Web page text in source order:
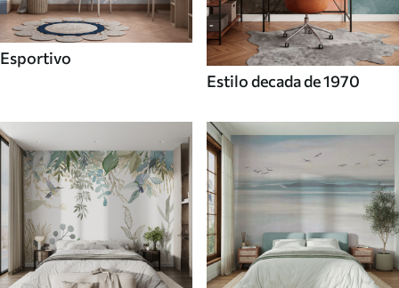
Esportivo
Estilo decada de 1970